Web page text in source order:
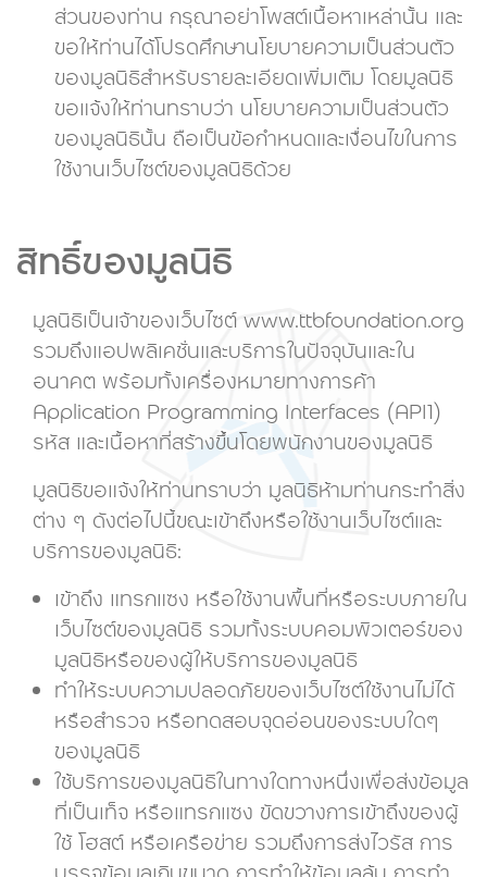
ส่วนของท่าน กรุณาอย่าโพสต์เนื้อหาเหล่านั้น และ
ขอให้ท่านได้โปรดศึกษานโยบายความเป็นส่วนตัว
ของมูลนิธิสำหรับรายละเอียดเพิ่มเติม โดยมูลนิธิ
ขอแจ้งให้ท่านทราบว่า นโยบายความเป็นส่วนตัว
ของมูลนิธินั้น ถือเป็นข้อกำหนดและเงื่อนไขในการ
ใช้งานเว็บไซต์ของมูลนิธิด้วย
สิทธิ์ของมูลนิธิ
มูลนิธิเป็นเจ้าของเว็บไซต์ www.ttbfoundation.org
รวมถึงแอปพลิเคชั่นและบริการในปัจจุบันและใน
อนาคต พร้อมทั้งเครื่องหมายทางการค้า
Application Programming Interfaces (API1)
รหัส และเนื้อหาที่สร้างขึ้นโดยพนักงานของมูลนิธิ
มูลนิธิขอแจ้งให้ท่านทราบว่า มูลนิธิห้ามท่านกระทำสิ่ง
ต่าง ๆ ดังต่อไปนี้ขณะเข้าถึงหรือใช้งานเว็บไซต์และ
บริการของมูลนิธิ:
เข้าถึง แทรกแซง หรือใช้งานพื้นที่หรือระบบภายใน
เว็บไซต์ของมูลนิธิ รวมทั้งระบบคอมพิวเตอร์ของ
มูลนิธิหรือของผู้ให้บริการของมูลนิธิ
ทำให้ระบบความปลอดภัยของเว็บไซต์ใช้งานไม่ได้
หรือสำรวจ หรือทดสอบจุดอ่อนของระบบใดๆ
ของมูลนิธิ
ใช้บริการของมูลนิธิในทางใดทางหนึ่งเพื่อส่งข้อมูล
ที่เป็นเท็จ หรือแทรกแซง ขัดขวางการเข้าถึงของผู้
ใช้ โฮสต์ หรือเครือข่าย รวมถึงการส่งไวรัส การ